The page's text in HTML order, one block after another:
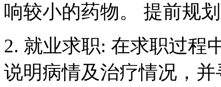
响较小的药物。 提前规
2. 就业求职: 在求职过程
说明病情及治疗情况，